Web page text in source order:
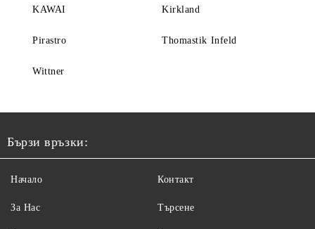
KAWAI Kirkland
Pirastro Thomastik Infeld
Wittner
Бързи връзки:
Начало
За Нас
Контакт
Търсене